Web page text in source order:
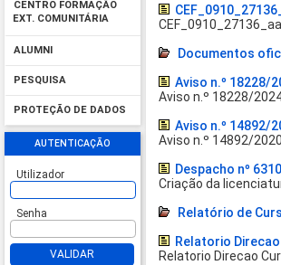
CENTRO FORMAÇÃO
EXT. COMUNITÁRIA
ALUMNI
PESQUISA
PROTEÇÃO DE DADOS
AUTENTICAÇÃO
Utilizador
Senha
VALIDAR
Documentos
Aviso n.º 18228/
Aviso n.º 18228/
Aviso n.º 14892/
Aviso n.º 14892/
Despacho nº
Criação da
Relatório de
Relatorio
Relatorio Direcao